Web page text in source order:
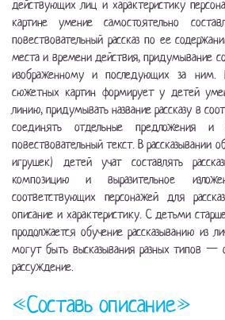
действующих лиц и характеристику
картине умение самостоятельно
повествовательный рассказ по ее
места и времени действия, придумывание
изображенному и последующих за ним.
сюжетных картин формирует у детей
линию, придумывать название рассказу в
соединять отдельные предложения и
повествовательный текст. В рассказывании
игрушек) детей учат составлять
композицию и выразительное
соответствующих персонажей для
описание и характеристику. С детьми
продолжается обучение рассказыванию из
могут быть высказывания разных типов —
рассуждение.
«Составь описание»